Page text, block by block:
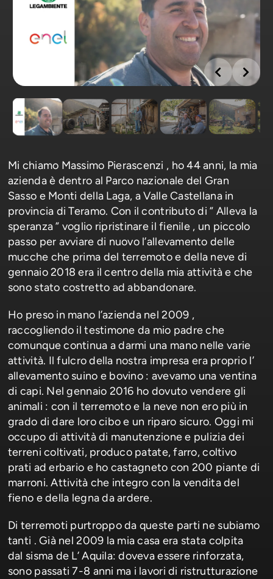
Mi chiamo Massimo Pierascenzi , ho 44 anni, la mia
azienda è dentro al Parco nazionale del Gran
Sasso e Monti della Laga, a Valle Castellana in
provincia di Teramo. Con il contributo di ” Alleva la
speranza ” voglio ripristinare il fienile , un piccolo
passo per avviare di nuovo l’allevamento delle
mucche che prima del terremoto e della neve di
gennaio 2018 era il centro della mia attività e che
sono stato costretto ad abbandonare.
Ho preso in mano l’azienda nel 2009 ,
raccogliendo il testimone da mio padre che
comunque continua a darmi una mano nelle varie
attività. Il fulcro della nostra impresa era proprio l’
allevamento suino e bovino : avevamo una ventina
di capi. Nel gennaio 2016 ho dovuto vendere gli
animali : con il terremoto e la neve non ero più in
grado di dare loro cibo e un riparo sicuro. Oggi mi
occupo di attività di manutenzione e pulizia dei
terreni coltivati, produco patate, farro, coltivo
prati ad erbario e ho castagneto con 200 piante di
marroni. Attività che integro con la vendita del
fieno e della legna da ardere.
Di terremoti purtroppo da queste parti ne subiamo
tanti . Già nel 2009 la mia casa era stata colpita
dal sisma de L’ Aquila: doveva essere rinforzata,
sono passati 7-8 anni ma i lavori di ristrutturazione